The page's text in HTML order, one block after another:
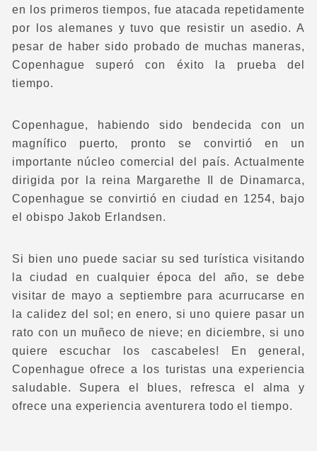
en los primeros tiempos, fue atacada repetidamente
por los alemanes y tuvo que resistir un asedio. A
pesar de haber sido probado de muchas maneras,
Copenhague superó con éxito la prueba del
tiempo.
Copenhague, habiendo sido bendecida con un
magnífico puerto, pronto se convirtió en un
importante núcleo comercial del país. Actualmente
dirigida por la reina Margarethe II de Dinamarca,
Copenhague se convirtió en ciudad en 1254, bajo
el obispo Jakob Erlandsen.
Si bien uno puede saciar su sed turística visitando
la ciudad en cualquier época del año, se debe
visitar de mayo a septiembre para acurrucarse en
la calidez del sol; en enero, si uno quiere pasar un
rato con un muñeco de nieve; en diciembre, si uno
quiere escuchar los cascabeles! En general,
Copenhague ofrece a los turistas una experiencia
saludable. Supera el blues, refresca el alma y
ofrece una experiencia aventurera todo el tiempo.